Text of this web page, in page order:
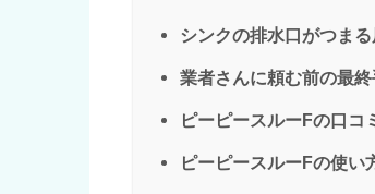
シンクの排水口がつま
業者さんに頼む前の最
ピーピースルーFの口コ
ピーピースルーFの使い